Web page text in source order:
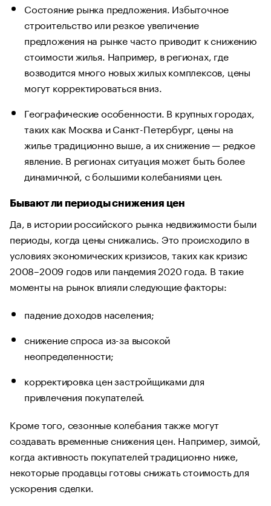
Состояние рынка предложения. Избыточное
строительство или резкое увеличение
предложения на рынке часто приводит к снижению
стоимости жилья. Например, в регионах, где
возводится много новых жилых комплексов, цены
могут корректироваться вниз.
Географические особенности. В крупных городах,
таких как Москва и Санкт-Петербург, цены на
жилье традиционно выше, а их снижение — редкое
явление. В регионах ситуация может быть более
динамичной, с большими колебаниями цен.
Бывают ли периоды снижения цен
Да, в истории российского рынка недвижимости были
периоды, когда цены снижались. Это происходило в
условиях экономических кризисов, таких как кризис
2008–2009 годов или пандемия 2020 года. В такие
моменты на рынок влияли следующие факторы:
падение доходов населения;
снижение спроса из-за высокой
неопределенности;
корректировка цен застройщиками для
привлечения покупателей.
Кроме того, сезонные колебания также могут
создавать временные снижения цен. Например, зимой,
когда активность покупателей традиционно ниже,
некоторые продавцы готовы снижать стоимость для
ускорения сделки.